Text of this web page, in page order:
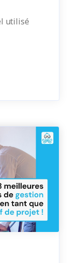
utilisé